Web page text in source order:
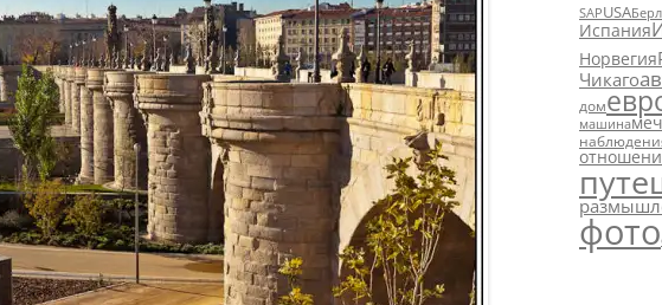
SAPUSA
Испания
Норвегия
Чикаго
дом
машина
фото